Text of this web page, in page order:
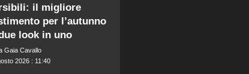
il migliore
per l’autunno
look in uno
Gaia Cavallo
2026 : 11:40